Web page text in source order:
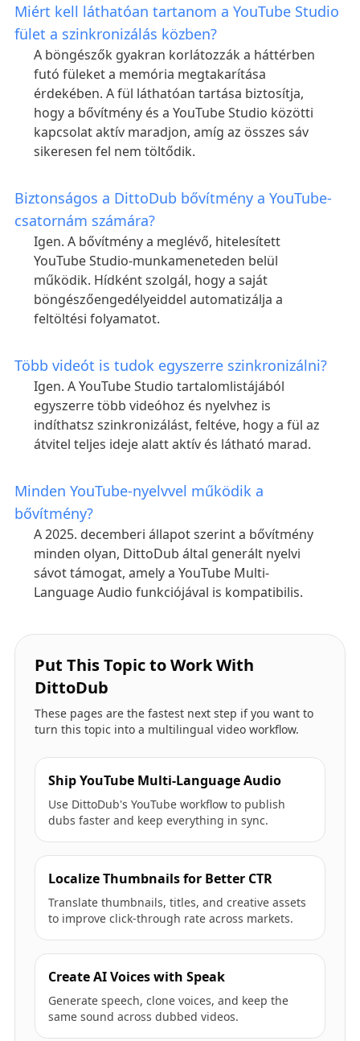
Miért kell láthatóan tartanom a YouTube Studio
fület a szinkronizálás közben?
A böngészők gyakran korlátozzák a háttérben
futó füleket a memória megtakarítása
érdekében. A fül láthatóan tartása biztosítja,
hogy a bővítmény és a YouTube Studio közötti
kapcsolat aktív maradjon, amíg az összes sáv
sikeresen fel nem töltődik.
Biztonságos a DittoDub bővítmény a YouTube-
csatornám számára?
Igen. A bővítmény a meglévő, hitelesített
YouTube Studio-munkameneteden belül
működik. Hídként szolgál, hogy a saját
böngészőengedélyeiddel automatizálja a
feltöltési folyamatot.
Több videót is tudok egyszerre szinkronizálni?
Igen. A YouTube Studio tartalomlistájából
egyszerre több videóhoz és nyelvhez is
indíthatsz szinkronizálást, feltéve, hogy a fül az
átvitel teljes ideje alatt aktív és látható marad.
Minden YouTube-nyelvvel működik a
bővítmény?
A 2025. decemberi állapot szerint a bővítmény
minden olyan, DittoDub által generált nyelvi
sávot támogat, amely a YouTube Multi-
Language Audio funkciójával is kompatibilis.
Put This Topic to Work With
DittoDub
These pages are the fastest next step if you want to
turn this topic into a multilingual video workflow.
Ship YouTube Multi-Language Audio
Use DittoDub's YouTube workflow to publish
dubs faster and keep everything in sync.
Localize Thumbnails for Better CTR
Translate thumbnails, titles, and creative assets
to improve click-through rate across markets.
Create AI Voices with Speak
Generate speech, clone voices, and keep the
same sound across dubbed videos.